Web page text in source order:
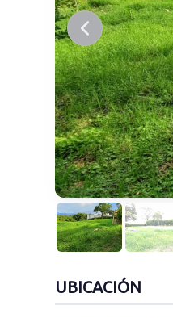
UBICACIÓN